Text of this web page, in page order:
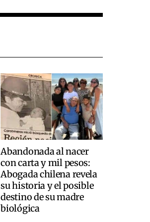
Abandonada al nacer
con carta y mil pesos:
Abogada chilena revela
su historia y el posible
destino de su madre
biológica